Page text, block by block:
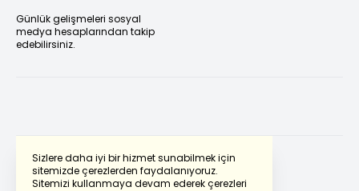
Sizlere daha iyi bir hizmet sunabilmek için
sitemizde çerezlerden faydalanıyoruz.
Sitemizi kullanmaya devam ederek çerezleri
Günlük gelişmeleri sosyal
medya hesaplarından takip
edebilirsiniz.